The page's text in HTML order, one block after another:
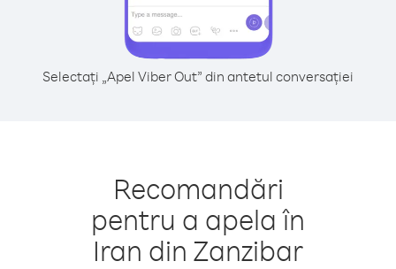
Selectați „Apel Viber Out” din antetul conversației
Recomandări
pentru a apela în
Iran din Zanzibar